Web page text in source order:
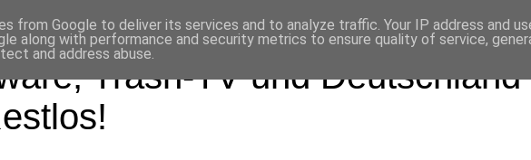
Trash-TV und
from Google to deliver its services and to analyze traffic. Your IP address and
along with performance and security metrics to ensure quality of service,
and address abuse.